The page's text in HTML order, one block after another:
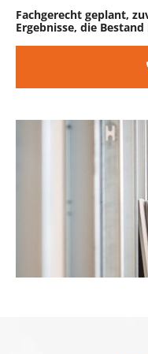
Fachgerecht geplant,
Ergebnisse, die Bestand